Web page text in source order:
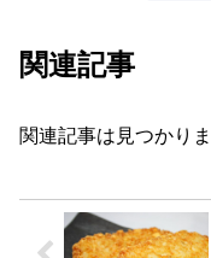
関連記事
関連記事は見つかり